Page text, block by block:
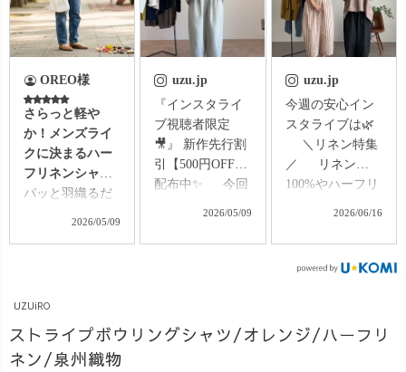
OREO様
さらっと軽や
か！メンズライ
クに決まるハー
フリネンシャツ
パッと羽織るだ
一気におしゃれ
さが倍増♪ ゆっ
たり着られて、
2026/05/09
uzu.jp
『インスタライ
ブ視聴者限定
🎥』 新作先行割
引【500円OFF】
配布中✨ 今回
6年ぶりに復刻！
の“赤ストライプ
生地”を使用した
2026/05/09
uzu.jp
今週の安心イン
スタライブは🌿
＼リネン特集
／ リネン
100%やハーフリ
季節にぴったり
なアイテムが勢
のリネンスキッ
パーシャツをは
2026/06/16
UZUiRO
ストライプボウリングシャツ/オレンジ/ハーフリ
ネン/泉州織物